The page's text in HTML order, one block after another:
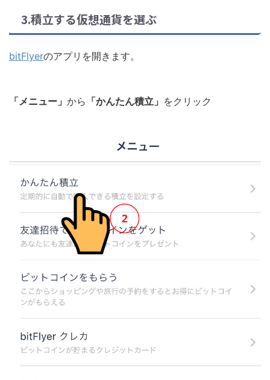
3.積立する仮想通貨を選ぶ
bitFlyerのアプリを開きます。
「メニュー」 から 「かんたん積立」 をクリック